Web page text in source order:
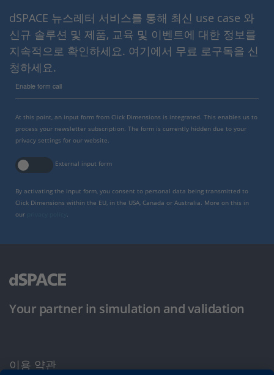
dSPACE 뉴스레터 서비스를 통해 최신 use case 와
신규 솔루션 및 제품, 교육 및 이벤트에 대한 정보를
지속적으로 확인하세요. 여기에서 무료 로구독을 신
청하세요.
Enable form call
At this point, an input form from Click Dimensions is integrated. This enables us to
process your newsletter subscription. The form is currently hidden due to your
privacy settings for our website.
External input form
By activating the input form, you consent to personal data being transmitted to
Click Dimensions within the EU, in the USA, Canada or Australia. More on this in
our
.
Your partner in simulation and validation
이용 약관